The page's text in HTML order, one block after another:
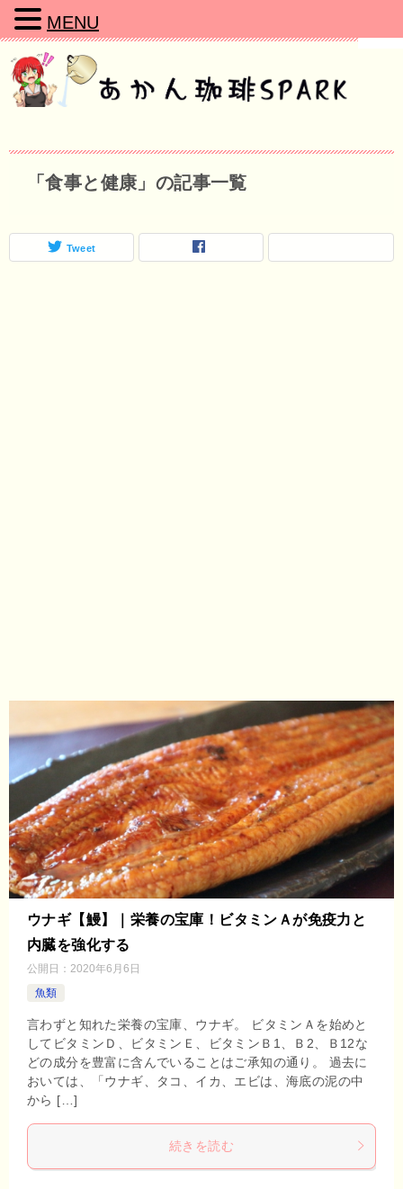
「食事と健康」の記事一覧
Tweet
ウナギ【鰻】｜栄養の宝庫！ビタミンＡが免疫力と
内臓を強化する
公開日： 2020年6月6日
魚類
言わずと知れた栄養の宝庫、ウナギ。 ビタミンＡを始めと
してビタミンＤ、ビタミンＥ、ビタミンＢ1、Ｂ2、Ｂ12な
どの成分を豊富に含んでいることはご承知の通り。 過去に
おいては、「ウナギ、タコ、イカ、エビは、海底の泥の中
から […]
続きを読む
MENU